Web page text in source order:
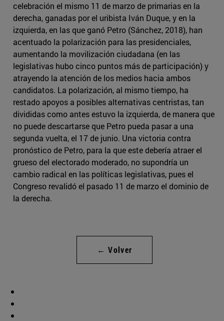
celebración el mismo 11 de marzo de primarias en la
derecha, ganadas por el uribista Iván Duque, y en la
izquierda, en las que ganó Petro (Sánchez, 2018), han
acentuado la polarización para las presidenciales,
aumentando la movilización ciudadana (en las
legislativas hubo cinco puntos más de participación) y
atrayendo la atención de los medios hacia ambos
candidatos. La polarización, al mismo tiempo, ha
restado apoyos a posibles alternativas centristas, tan
divididas como antes estuvo la izquierda, de manera que
no puede descartarse que Petro pueda pasar a una
segunda vuelta, el 17 de junio. Una victoria contra
pronóstico de Petro, para la que este debería atraer el
grueso del electorado moderado, no supondría un
cambio radical en las políticas legislativas, pues el
Congreso revalidó el pasado 11 de marzo el dominio de
la derecha.
← Volver